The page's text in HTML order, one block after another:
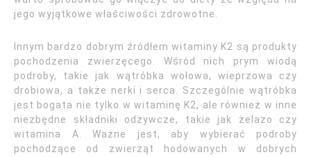
jego wyjątkowe właściwości zdrowotne.
Innym bardzo dobrym źródłem witaminy K2 są produkty
pochodzenia zwierzęcego. Wśród nich prym wiodą
podroby, takie jak wątróbka wołowa, wieprzowa czy
drobiowa, a także nerki i serca. Szczególnie wątróbka
jest bogata nie tylko w witaminę K2, ale również w inne
niezbędne składniki odżywcze, takie jak żelazo czy
witamina A. Ważne jest, aby wybierać podroby
pochodzące od zwierząt hodowanych w dobrych